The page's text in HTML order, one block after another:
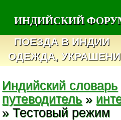
ИНДИЙСКИЙ
ПОЕЗДА В ИНДИИ
ОДЕЖДА,
Индийский словарь
путеводитель »
» Тестовый режим